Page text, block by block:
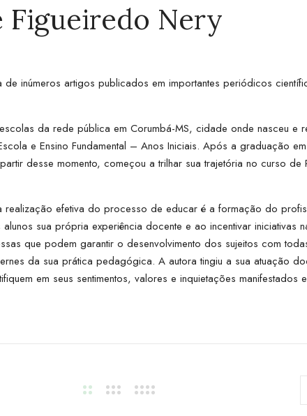
Figueiredo Nery
inúmeros artigos publicados em importantes periódicos
da rede pública em Corumbá-MS, cidade onde nasceu e
e Ensino Fundamental – Anos Iniciais. Após a graduação
desse momento, começou a trilhar sua trajetória no curso de
efetiva do processo de educar é a formação do
sua própria experiência docente e ao incentivar iniciativas
que podem garantir o desenvolvimento dos sujeitos com
da sua prática pedagógica. A autora tingiu a sua atuação
em seus sentimentos, valores e inquietações manifestados